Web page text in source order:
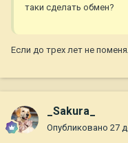
таки сделать обмен?
Если до трех лет не
_Sakura_
Опубликовано 27